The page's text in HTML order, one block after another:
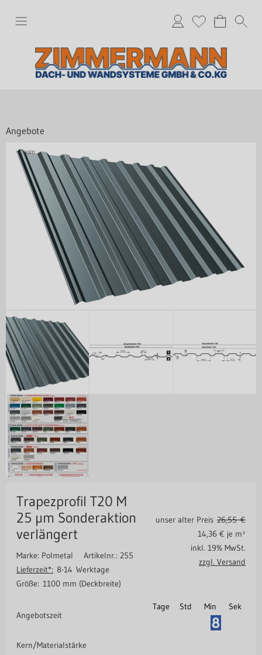
Angebote
Zoom
Trapezprofil T20 M
25 µm Sonderaktion
verlängert
Marke: Polmetal Artikelnr.: 255
Lieferzeit*: 8-14 Werktage
Größe: 1100 mm (Deckbreite)
unser alter Preis 26,55 €
14,36 € je m²
inkl. 19% MwSt.
zzgl. Versand
Angebotszeit
Tage Std Min Sek
Kern/Materialstärke